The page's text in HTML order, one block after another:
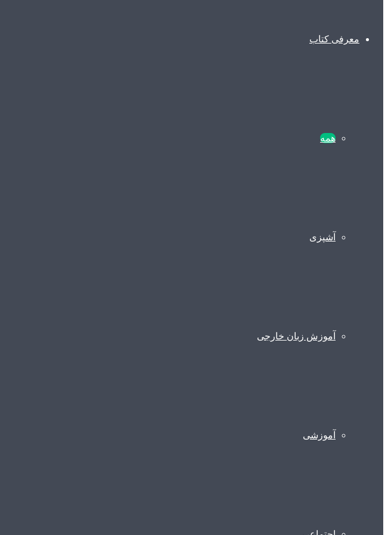
معرفی کتاب
همه
آشپزی
آموزش زبان خارجی
آموزشی